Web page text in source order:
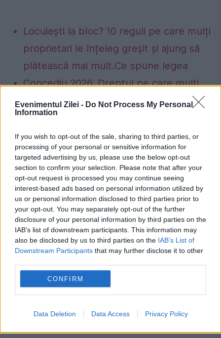
Evenimentul Zilei - Do Not Process My Personal
Information
If you wish to opt-out of the sale, sharing to third parties, or
processing of your personal or sensitive information for
targeted advertising by us, please use the below opt-out
section to confirm your selection. Please note that after your
opt-out request is processed you may continue seeing
interest-based ads based on personal information utilized by
us or personal information disclosed to third parties prior to
your opt-out. You may separately opt-out of the further
disclosure of your personal information by third parties on the
IAB’s list of downstream participants. This information may
also be disclosed by us to third parties on the IAB’s List of
Downstream Participants that may further disclose it to other
CONFIRM
Data Deletion Data Access Privacy Policy
Locuiești la bloc? 10 reguli pe care mulți
proprietari le înțeleg greșit și ajung să
plătească mai mult.Ce spune legea
Concediu 2026. Dreptul pe care mulți
salariați nu îl cunosc. Când se pot pierde
zilele de concediu și când nu
apa chisinau Guinness World Records
republica moldova